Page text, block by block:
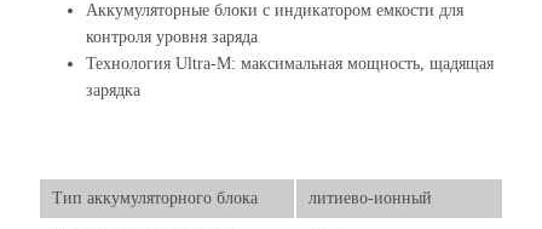
Аккумуляторные блоки с индикатором емкости для
контроля уровня заряда
Технология Ultra-M: максимальная мощность, щадящая
зарядка
Тип аккумуляторного блока литиево-ионный